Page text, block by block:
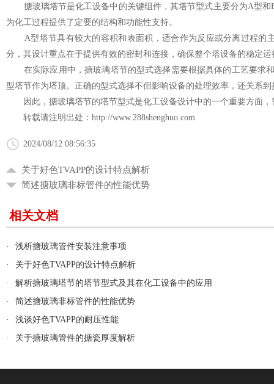
搪玻璃塔节是化工设备中的关键组件，其塔节型式主要分为A型和B型
为化工过程提供了定要的结构和功能性支持。
A型塔节具有较大的容积和表面积，适合作为反应或分离过程的主要
分，其设计重点在于提供有效的密封和连接，确保整个塔设备的稳定运行
在实际应用中，搪玻璃塔节的型式选择需要根据具体的工艺要求和设
型塔节作为塔顶。正确的型式选择不但影响设备的处理效率，还关系到
因此，搪玻璃塔节的塔节型式是化工设备设计中的一个重要方面，
转载请注明出处： http://www.288shenghuo.com
2024/08/12 08:56:35
关于好色TVAPP的设计特点解析
简述搪玻璃非标管件的性能优势
相关文档
·
浅析搪玻璃管件安装注意事项
·
关于好色TVAPP的设计特点解析
·
解析搪玻璃塔节的塔节型式及其在化工设备中的应用
·
简述搪玻璃非标管件的性能优势
·
浅谈好色TVAPP的耐压性能
·
关于搪玻璃管件的搪瓷厚度解析